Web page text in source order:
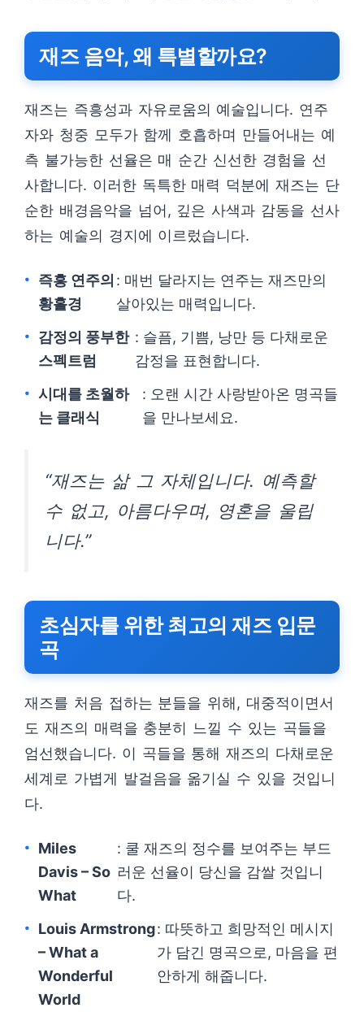
재즈 음악, 왜 특별할까요?
재즈는 즉흥성과 자유로움의 예술입니다. 연주
자와 청중 모두가 함께 호흡하며 만들어내는 예
측 불가능한 선율은 매 순간 신선한 경험을 선
사합니다. 이러한 독특한 매력 덕분에 재즈는 단
순한 배경음악을 넘어, 깊은 사색과 감동을 선사
하는 예술의 경지에 이르렀습니다.
즉흥 연주의
황홀경
: 매번 달라지는 연주는 재즈만의
살아있는 매력입니다.
감정의 풍부한
스펙트럼
: 슬픔, 기쁨, 낭만 등 다채로운
감정을 표현합니다.
시대를 초월하
는 클래식
: 오랜 시간 사랑받아온 명곡들
을 만나보세요.
“재즈는 삶 그 자체입니다. 예측할
수 없고, 아름다우며, 영혼을 울립
니다.”
초심자를 위한 최고의 재즈 입문
곡
재즈를 처음 접하는 분들을 위해, 대중적이면서
도 재즈의 매력을 충분히 느낄 수 있는 곡들을
엄선했습니다. 이 곡들을 통해 재즈의 다채로운
세계로 가볍게 발걸음을 옮기실 수 있을 것입니
다.
Miles
Davis – So
What
: 쿨 재즈의 정수를 보여주는 부드
러운 선율이 당신을 감쌀 것입니
다.
Louis Armstrong
– What a
Wonderful
World
: 따뜻하고 희망적인 메시지
가 담긴 명곡으로, 마음을 편
안하게 해줍니다.